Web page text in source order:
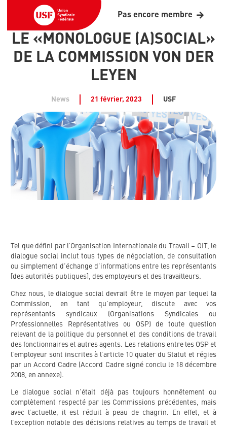
Pas encore membre
LE «MONOLOGUE (A)SOCIAL»
DE LA COMMISSION VON DER
LEYEN
News 21 février, 2023 USF
Tel que défini par l’Organisation Internationale du Travail – OIT, le
dialogue social inclut tous types de négociation, de consultation
ou simplement d’échange d’informations entre les représentants
[des autorités publiques], des employeurs et des travailleurs.
Chez nous, le dialogue social devrait être le moyen par lequel la
Commission, en tant qu’employeur, discute avec vos
représentants syndicaux (Organisations Syndicales ou
Professionnelles Représentatives ou OSP) de toute question
relevant de la politique du personnel et des conditions de travail
des fonctionnaires et autres agents. Les relations entre les OSP et
l’employeur sont inscrites à l’article 10 quater du Statut et régies
par un Accord Cadre (Accord Cadre signé conclu le 18 décembre
2008, en annexe).
Le dialogue social n’était déjà pas toujours honnêtement ou
complètement respecté par les Commissions précédentes, mais
avec l’actuelle, il est réduit à peau de chagrin. En effet, et à
l’exception notable des décisions relatives au temps de travail et